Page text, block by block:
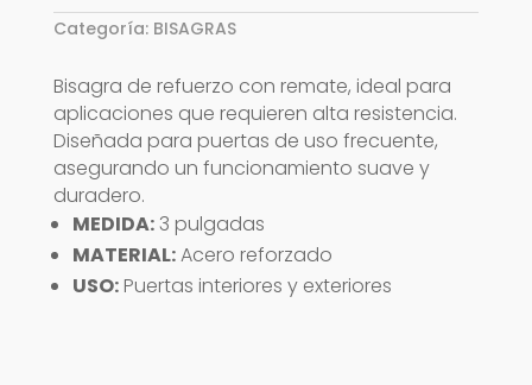
Categoría: BISAGRAS
Bisagra de refuerzo con remate, ideal para
aplicaciones que requieren alta resistencia.
Diseñada para puertas de uso frecuente,
asegurando un funcionamiento suave y
duradero.
MEDIDA:3 pulgadas
MATERIAL:Acero reforzado
USO:Puertas interiores y exteriores